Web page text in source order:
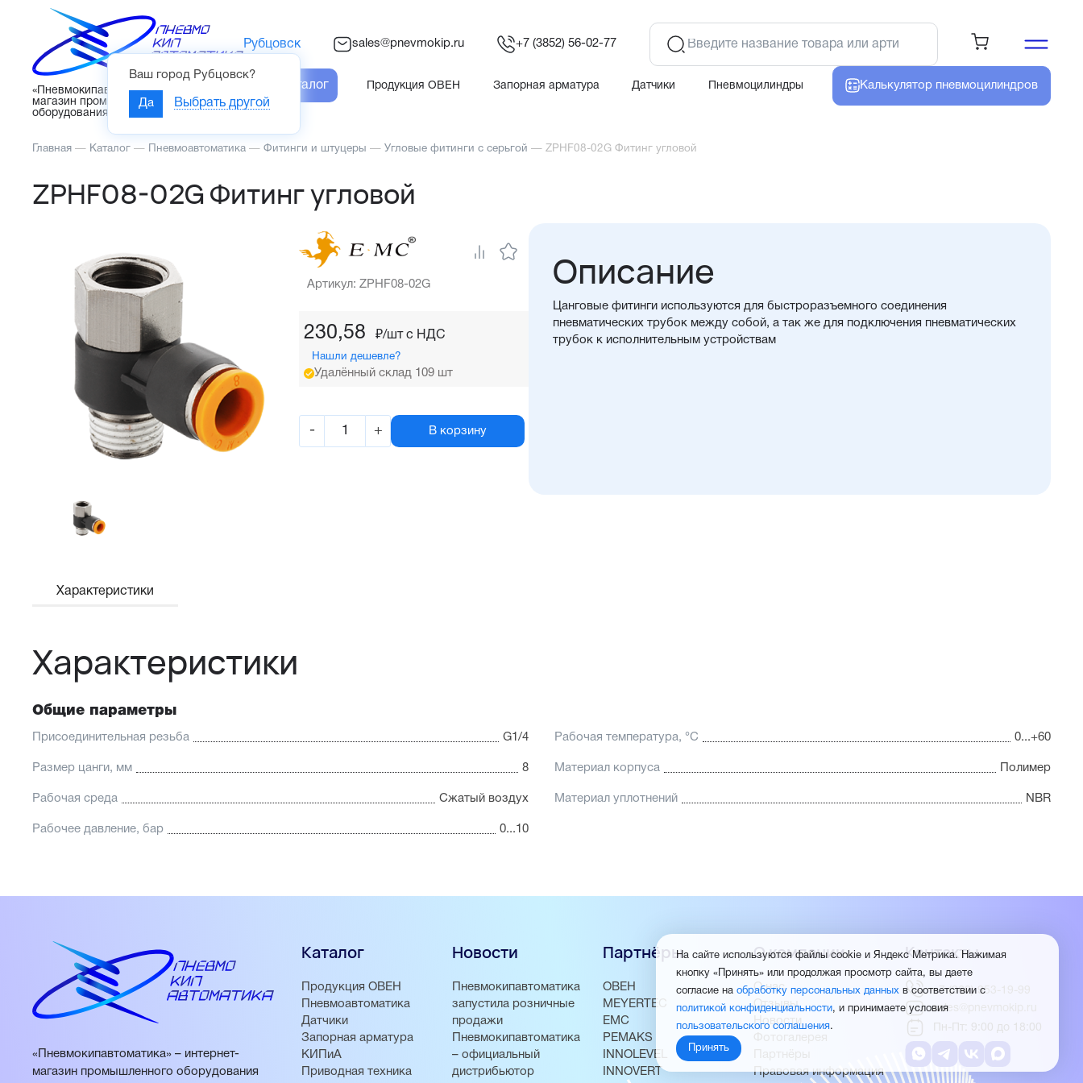
«Пневмокипавтоматика» – интернет-
магазин промышленного
оборудования
Рубцовск
Ваш город Рубцовск?
Да Выбрать другой
sales@pnevmokip.ru +7 (3852) 56-02-77
Каталог Продукция ОВЕН Запорная арматура Датчики Пневмоцилиндры Калькулятор пневмоцилиндров
Главная — Каталог — Пневмоавтоматика — Фитинги и штуцеры — Угловые фитинги с серьгой — ZPHF08-02G Фитинг угловой
ZPHF08-02G Фитинг угловой
Артикул: ZPHF08-02G
230,58 ₽/шт c НДС
Нашли дешевле?
Удалённый склад 109 шт
- + В корзину
Описание
Цанговые фитинги используются для быстроразъемного соединения
пневматических трубок между собой, а так же для подключения пневматических
трубок к исполнительным устройствам
Характеристики
Характеристики
Общие параметры
Присоединительная резьба G1/4 Рабочая температура, °С 0...+60
Размер цанги, мм 8 Материал корпуса Полимер
Рабочая среда Сжатый воздух Материал уплотнений NBR
Рабочее давление, бар 0...10
«Пневмокипавтоматика» – интернет-
магазин промышленного оборудования
Каталог
Продукция ОВЕН
Пневмоавтоматика
Датчики
Запорная арматура
КИПиА
Приводная техника
Новости
Пневмокипавтоматика
запустила розничные
продажи
Пневмокипавтоматика
– официальный
дистрибьютор
Партнёры
ОВЕН
MEYERTEC
EMC
PEMAKS
INNOLEVEL
INNOVERT
О компании
О нас
Отзывы
Новости
Фотогалерея
Партнёры
Правовая информация
Контакты
+7 (960) 953-19-99
sales@pnevmokip.ru
Пн-Пт: 9:00 до 18:00
На сайте используются файлы cookie и Яндекс Метрика. Нажимая
кнопку «Принять» или продолжая просмотр сайта, вы даете
согласие на обработку персональных данных в соответствии с
политикой конфиденциальности, и принимаете условия
пользовательского соглашения.
Принять